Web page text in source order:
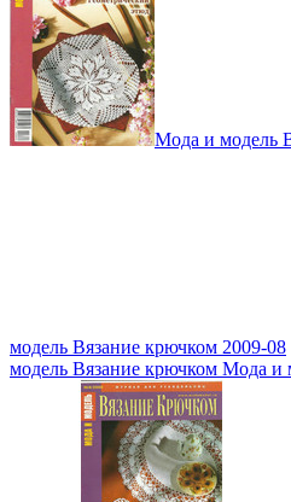
Мода и модель
модель Вязание крючком 2009-08
модель Вязание крючком Мода и